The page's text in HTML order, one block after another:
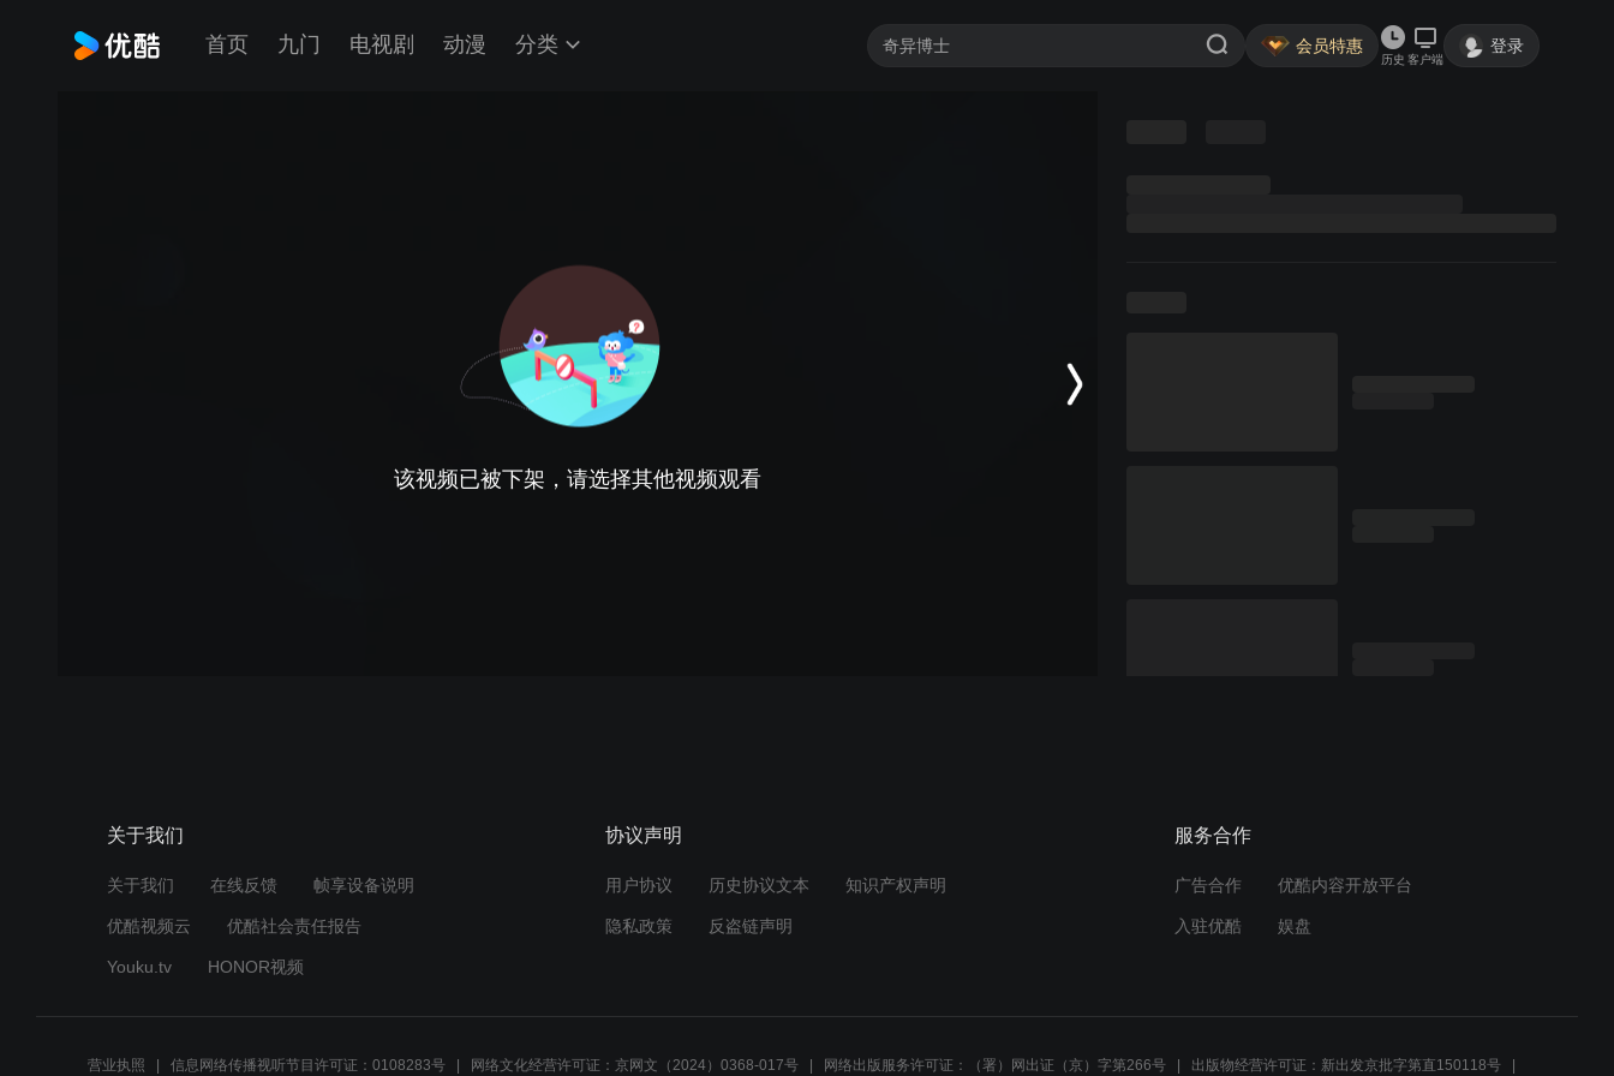
首页 九门 电视剧 动漫 分类 会员特惠
历史 客户端
登录
该视频已被下架，请选择其他视频观看
关于我们
关于我们 在线反馈 帧享设备说明
优酷视频云 优酷社会责任报告
Youku.tv HONOR视频
协议声明
用户协议 历史协议文本 知识产权声明
隐私政策 反盗链声明
服务合作
广告合作 优酷内容开放平台
入驻优酷 娱盘
营业执照 信息网络传播视听节目许可证：0108283号 网络文化经营许可证：京网文（2024）0368-017号 网络出版服务许可证：（署）网出证（京）字第266号 出版物经营许可证：新出发京批字第直150118号